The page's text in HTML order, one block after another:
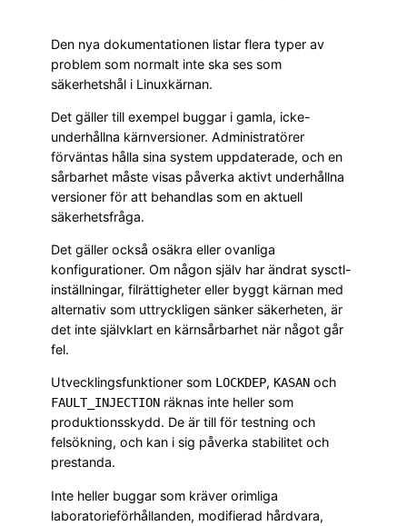
Den nya dokumentationen listar flera typer av
problem som normalt inte ska ses som
säkerhetshål i Linuxkärnan.
Det gäller till exempel buggar i gamla, icke-
underhållna kärnversioner. Administratörer
förväntas hålla sina system uppdaterade, och en
sårbarhet måste visas påverka aktivt underhållna
versioner för att behandlas som en aktuell
säkerhetsfråga.
Det gäller också osäkra eller ovanliga
konfigurationer. Om någon själv har ändrat sysctl-
inställningar, filrättigheter eller byggt kärnan med
alternativ som uttryckligen sänker säkerheten, är
det inte självklart en kärnsårbarhet när något går
fel.
Utvecklingsfunktioner som LOCKDEP, KASAN och
FAULT_INJECTION räknas inte heller som
produktionsskydd. De är till för testning och
felsökning, och kan i sig påverka stabilitet och
prestanda.
Inte heller buggar som kräver orimliga
laboratorieförhållanden, modifierad hårdvara,